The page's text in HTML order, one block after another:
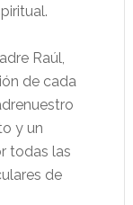
Raúl,
de cada
y un
todas las
de